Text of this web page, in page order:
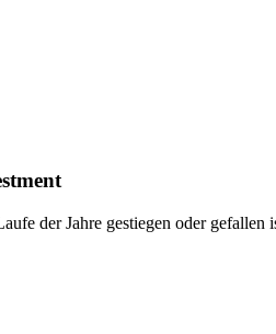
der Jahre gestiegen oder gefallen